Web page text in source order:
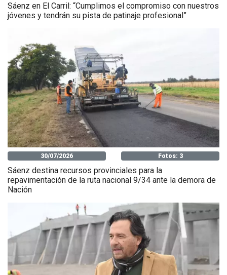
Sáenz en El Carril: “Cumplimos el compromiso con nuestros
jóvenes y tendrán su pista de patinaje profesional”
30/07/2026 Fotos: 3
Sáenz destina recursos provinciales para la
repavimentación de la ruta nacional 9/34 ante la demora de
Nación